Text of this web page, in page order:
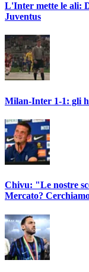
L'Inter mette le ali:
Juventus
Milan-Inter 1-1: gli
Chivu: "Le nostre
Mercato?